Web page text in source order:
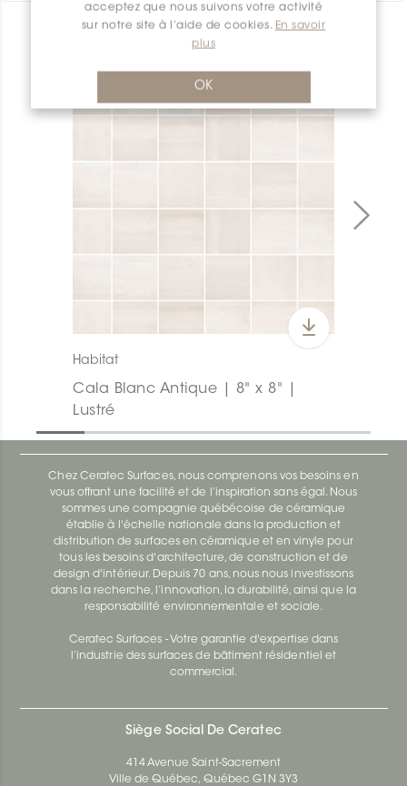
acceptez que nous suivons votre activité
sur notre site à l’aide de cookies. En savoir
plus
OK
APERÇU DES PRODUITS
Habitat
Cala Blanc Antique | 8" x 8" |
Lustré
Chez Ceratec Surfaces, nous comprenons vos besoins en
vous offrant une facilité et de l’inspiration sans égal. Nous
sommes une compagnie québécoise de céramique
établie à l'échelle nationale dans la production et
distribution de surfaces en céramique et en vinyle pour
tous les besoins d'architecture, de construction et de
design d'intérieur. Depuis 70 ans, nous nous investissons
dans la recherche, l’innovation, la durabilité, ainsi que la
responsabilité environnementale et sociale.
Ceratec Surfaces - Votre garantie d'expertise dans
l’industrie des surfaces de bâtiment résidentiel et
commercial.
Siège Social De Ceratec
414 Avenue Saint-Sacrement
Ville de Québec, Québec G1N 3Y3